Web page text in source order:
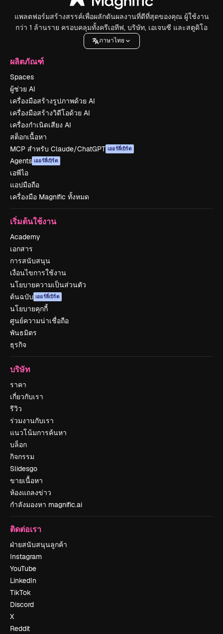
แพลตฟอร์มสร้างสรรค์เพื่อผลักดันผลงานที่ดีที่สุดของคุณ ผู้ใช้งาน
กว่า 1 ล้านราย ครอบคลุมทั้งครีเอทีฟ, บริษัท, เอเจนซี และสตูดิโอ
ภาษาไทย
ผลิตภัณฑ์
Spaces
ผู้ช่วย AI
เครื่องมือสร้างรูปภาพด้วย AI
เครื่องมือสร้างวิดีโอด้วย AI
เครื่องกำเนิดเสียง AI
สต็อกเนื้อหา
MCP สำหรับ Claude/ChatGPT เออร์ลี่เบิร์ด
Agents เออร์ลี่เบิร์ด
เอพีไอ
แอปมือถือ
เครื่องมือ Magnific ทั้งหมด
เริ่มต้นใช้งาน
Academy
เอกสาร
การสนับสนุน
เงื่อนไขการใช้งาน
นโยบายความเป็นส่วนตัว
ต้นฉบับ เออร์ลี่เบิร์ด
นโยบายคุกกี้
ศูนย์ความน่าเชื่อถือ
พันธมิตร
ธุรกิจ
บริษัท
ราคา
เกี่ยวกับเรา
รีวิว
ร่วมงานกับเรา
แนวโน้มการค้นหา
บล็อก
กิจกรรม
Slidesgo
ขายเนื้อหา
ห้องแถลงข่าว
กำลังมองหา magnific.ai
ติดต่อเรา
ฝ่ายสนับสนุนลูกค้า
Instagram
YouTube
LinkedIn
TikTok
Discord
X
Reddit